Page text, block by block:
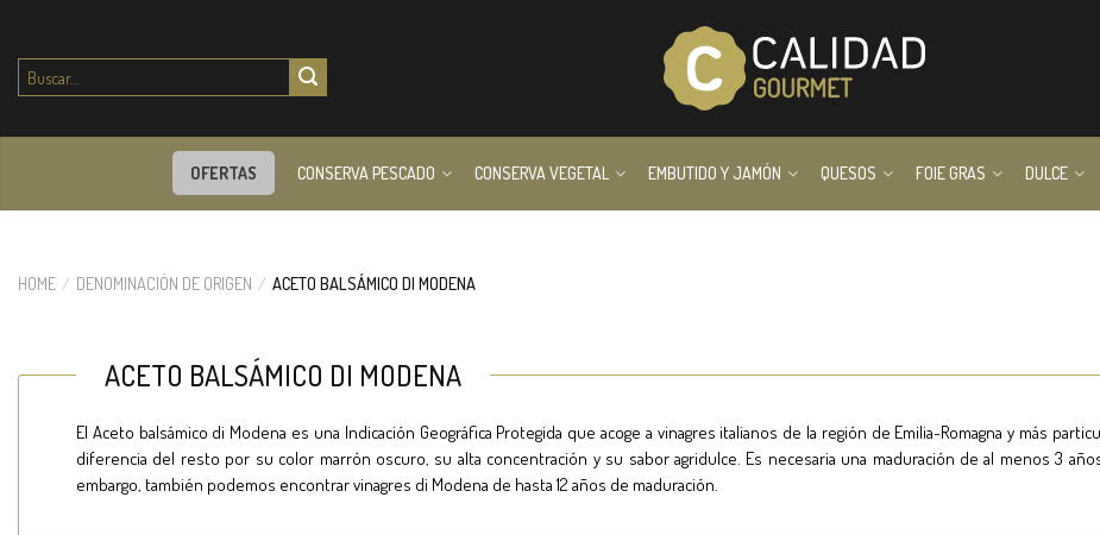
Buscar
por:
OFERTAS CONSERVA PESCADO CONSERVA VEGETAL EMBUTIDO Y JAMÓN QUESOS FOIE GRAS DULCE
HOME / DENOMINACIÓN DE ORIGEN / ACETO BALSÁMICO DI MODENA
ACETO BALSÁMICO DI MODENA
El Aceto balsámico di Modena es una Indicación Geográfica Protegida que acoge a vinagres italianos de la región de Emilia-Romagna y más
diferencia del resto por su color marrón oscuro, su alta concentración y su sabor agridulce. Es necesaria una maduración de al menos 3
embargo, también podemos encontrar vinagres di Modena de hasta 12 años de maduración.